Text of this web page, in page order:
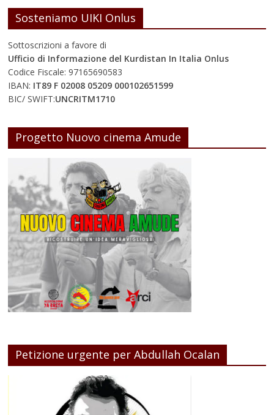
Sosteniamo UIKI Onlus
Sottoscrizioni a favore di
Ufficio di Informazione del Kurdistan In Italia Onlus
Codice Fiscale: 97165690583
IBAN: IT89 F 02008 05209 000102651599
BIC/ SWIFT:UNCRITM1710
Progetto Nuovo cinema Amude
Petizione urgente per Abdullah Ocalan